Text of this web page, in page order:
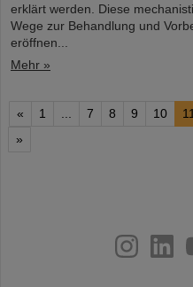
erklärt werden. Diese
Wege zur Behandlung und
eröffnen...
Mehr »
« 1 7 8 9 10 11
»
youtube
helmholtz.social